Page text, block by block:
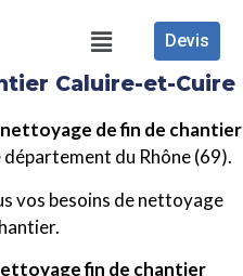
Devis
Caluire-et-Cuire
nettoyage de fin de chantier
département du Rhône (69).
vos besoins de nettoyage
fin de chantier